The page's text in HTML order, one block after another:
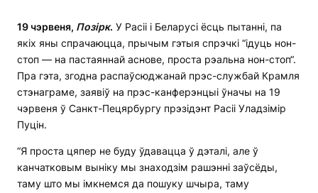
19 чэрвеня, Позірк. У Расіі і Беларусі ёсць пытанні, па
якіх яны спрачаюцца, прычым гэтыя спрэчкі “ідуць нон-
стоп — на пастаяннай аснове, проста рэальна нон-стоп“.
Пра гэта, згодна распаўсюджанай прэс-службай Крамля
стэнаграме, заявіў на прэс-канферэнцыі ўначы на 19
чэрвеня ў Санкт-Пецярбургу прэзідэнт Расіі Уладзімір
Пуцін.
“Я проста цяпер не буду ўдавацца ў дэталі, але ў
канчатковым выніку мы знаходзім рашэнні заўсёды,
таму што мы імкнемся да пошуку шчыра, таму